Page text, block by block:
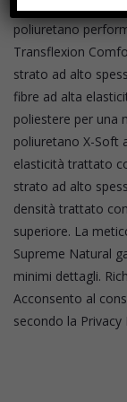
viscoelastico
poliuretano
Transflexion
strato ad alto
fibre ad alta
poliestere per una
poliuretano X-Soft
elasticità trattato
strato ad alto
densità trattato
superiore. La
Supreme Natural
minimi dettagli.
Acconsento al
secondo la Privacy